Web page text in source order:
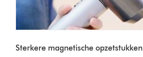
Sterkere magnetische opzetstukken